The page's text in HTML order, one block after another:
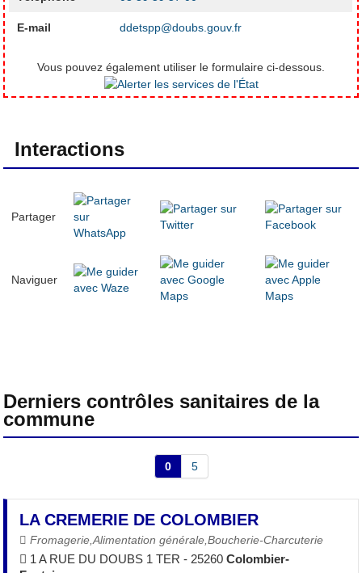
E-mail ddetspp@doubs.gouv.fr
Vous pouvez également utiliser le formulaire ci-dessous.
Interactions
Partager
Naviguer
Derniers contrôles sanitaires de la
commune
0 5
LA CREMERIE DE COLOMBIER
Fromagerie,Alimentation générale,Boucherie-Charcuterie
1 A RUE DU DOUBS 1 TER - 25260Colombier-